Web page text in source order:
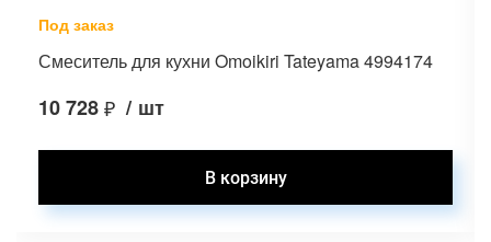
Под заказ
Смеситель для кухни Omoikiri Tateyama 4994174
10 728₽ / шт